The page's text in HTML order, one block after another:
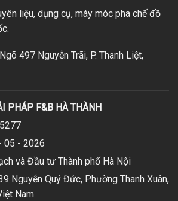
liệu, dụng cụ, máy móc pha chế đồ
497 Nguyễn Trãi, P. Thanh Liệt,
PHÁP F&B HÀ THÀNH
05 - 2026
và Đầu tư Thành phố Hà Nội
Nguyễn Quý Đức, Phường Thanh Xuân,
Nam